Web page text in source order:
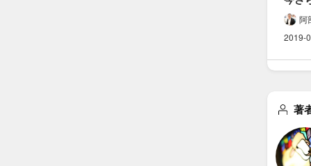
小切
こと
簡潔
まと
阿
2019-
著